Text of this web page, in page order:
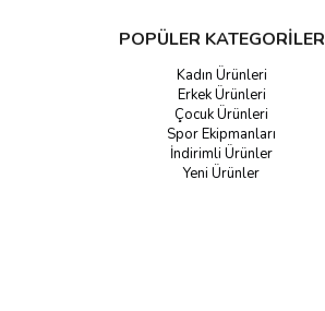
POPÜLER KATEGORİLER
Kadın Ürünleri
Erkek Ürünleri
Çocuk Ürünleri
Spor Ekipmanları
İndirimli Ürünler
Yeni Ürünler